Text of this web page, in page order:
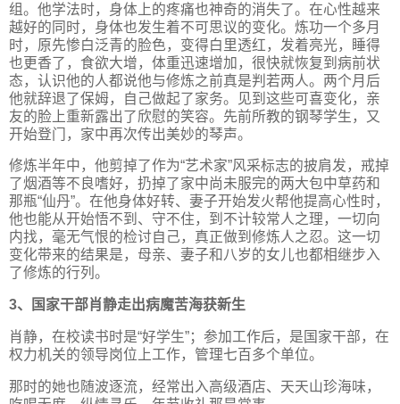
组。他学法时，身体上的疼痛也神奇的消失了。在心性越来
越好的同时，身体也发生着不可思议的变化。炼功一个多月
时，原先惨白泛青的脸色，变得白里透红，发着亮光，睡得
也更香了，食欲大增，体重迅速增加，很快就恢复到病前状
态，认识他的人都说他与修炼之前真是判若两人。两个月后
他就辞退了保姆，自己做起了家务。见到这些可喜变化，亲
友的脸上重新露出了欣慰的笑容。先前所教的钢琴学生，又
开始登门，家中再次传出美妙的琴声。
修炼半年中，他剪掉了作为“艺术家”风采标志的披肩发，戒掉
了烟酒等不良嗜好，扔掉了家中尚未服完的两大包中草药和
那瓶“仙丹”。在他身体好转、妻子开始发火帮他提高心性时，
他也能从开始悟不到、守不住，到不计较常人之理，一切向
内找，毫无气恨的检讨自己，真正做到修炼人之忍。这一切
变化带来的结果是，母亲、妻子和八岁的女儿也都相继步入
了修炼的行列。
3、国家干部肖静走出病魔苦海获新生
肖静，在校读书时是“好学生”；参加工作后，是国家干部，在
权力机关的领导岗位上工作，管理七百多个单位。
那时的她也随波逐流，经常出入高级酒店、天天山珍海味，